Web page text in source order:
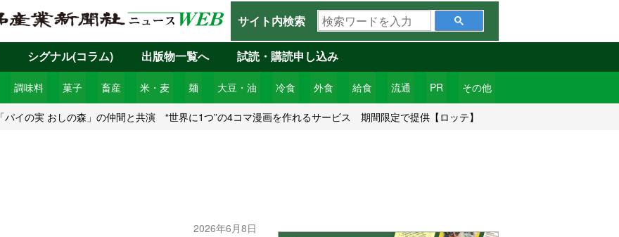
サイト内検索
検
索
ワ
ー
ド
を
入
調味料 菓子 畜産 米・麦 麺 大豆・油 冷食 外食 給食 流通 PR その他
シグナル(コラム) 出版物一覧へ 試読・購読申し込み
「パイの実 おしの森」の仲間と共演 “世界に1つ”の4コマ漫画を作れるサービス 期間限定で提供【ロッテ】
2026年6月8日